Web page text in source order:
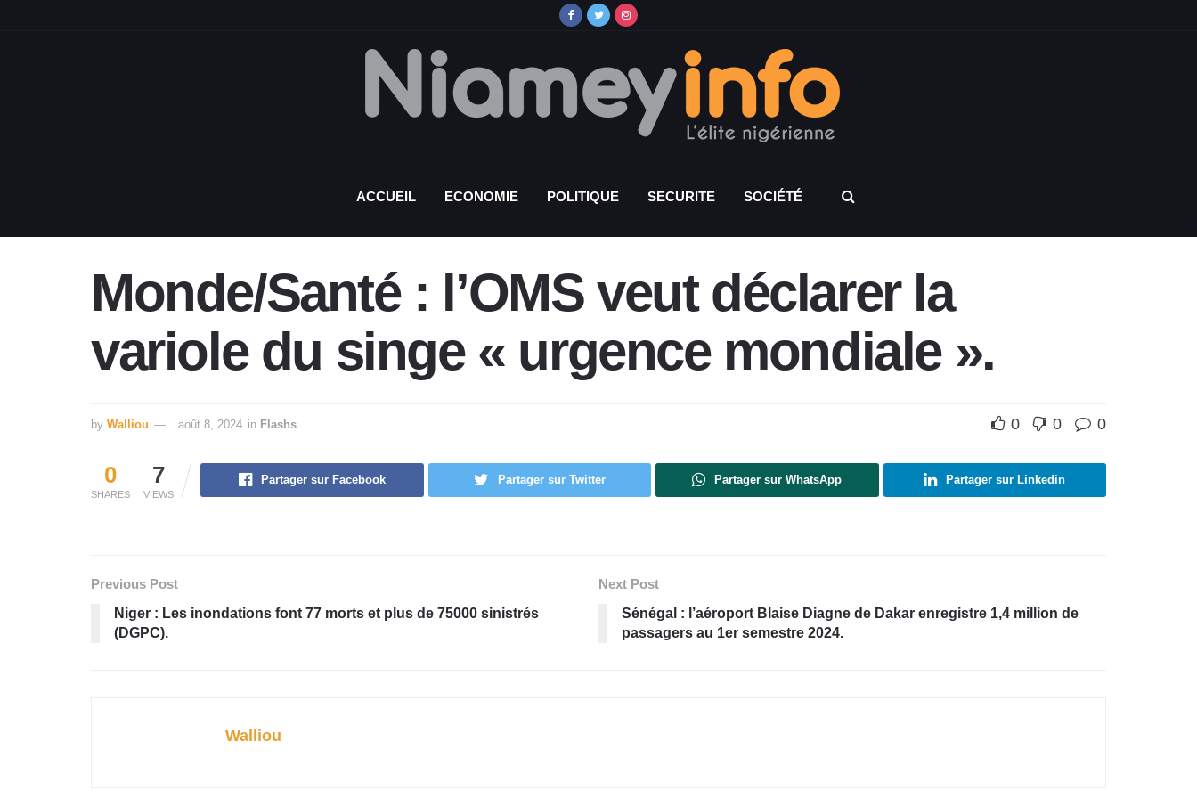
ACCUEIL ECONOMIE POLITIQUE SECURITE SOCIÉTÉ
Monde/Santé : l’OMS veut déclarer la
variole du singe « urgence mondiale ».
by Walliou août 8, 2024 in Flashs 0 0 0
0
SHARES
7
VIEWS
Partager sur Facebook Partager sur Twitter Partager sur WhatsApp Partager sur Linkedin
Previous Post
Niger : Les inondations font 77 morts et plus de 75000 sinistrés
(DGPC).
Next Post
Sénégal : l’aéroport Blaise Diagne de Dakar enregistre 1,4 million de
passagers au 1er semestre 2024.
Walliou